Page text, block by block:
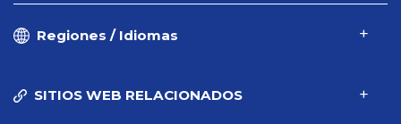
Regiones / Idiomas
SITIOS WEB RELACIONADOS